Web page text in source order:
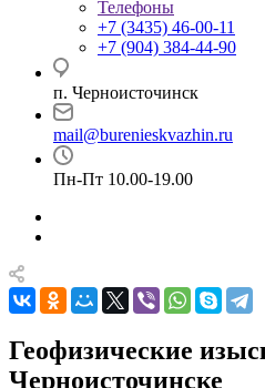
Телефоны
+7 (3435) 46-00-11
+7 (904) 384-44-90
п. Черноисточинск
mail@burenieskvazhin.ru
Пн-Пт 10.00-19.00
Геофизические
Черноисточинске